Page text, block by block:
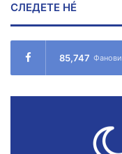
СЛЕДЕТЕ НÉ
85,747 Фанови